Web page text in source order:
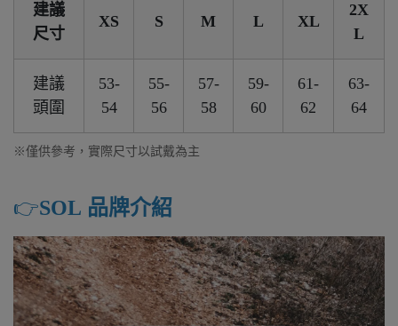
建議
尺寸
XS S M L XL
2X
L
建議
頭圍
53-
54
55-
56
57-
58
59-
60
61-
62
63-
64
※僅供參考，實際尺寸以試戴為主
👉️SOL 品牌介紹